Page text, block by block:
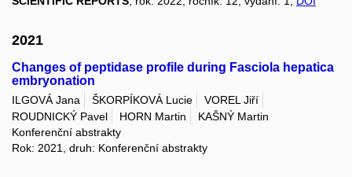
2021
Changes of peptidase profile during Fasciola hepatica
embryonation
ILGOVÁ Jana ŠKORPÍKOVÁ Lucie
VOREL Jiří
ROUDNICKÝ Pavel
HORN Martin
KAŠNÝ Martin
Konferenční abstrakty
Rok: 2021, druh: Konferenční abstrakty